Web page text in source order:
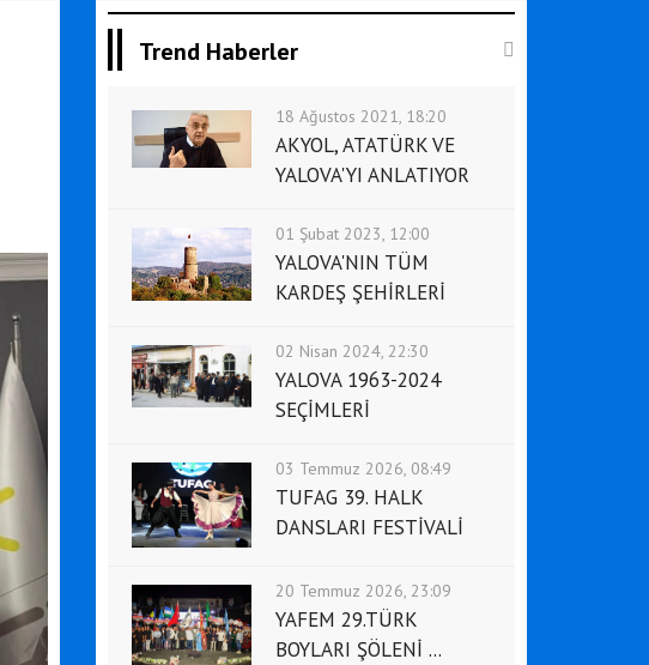
Trend Haberler
18 Ağustos 2021, 18:20
AKYOL, ATATÜRK VE
YALOVA'YI ANLATIYOR
01 Şubat 2023, 12:00
YALOVA'NIN TÜM
KARDEŞ ŞEHİRLERİ
02 Nisan 2024, 22:30
YALOVA 1963-2024
SEÇİMLERİ
03 Temmuz 2026, 08:49
TUFAG 39. HALK
DANSLARI FESTİVALİ
20 Temmuz 2026, 23:09
YAFEM 29.TÜRK
BOYLARI ŞÖLENİ ...